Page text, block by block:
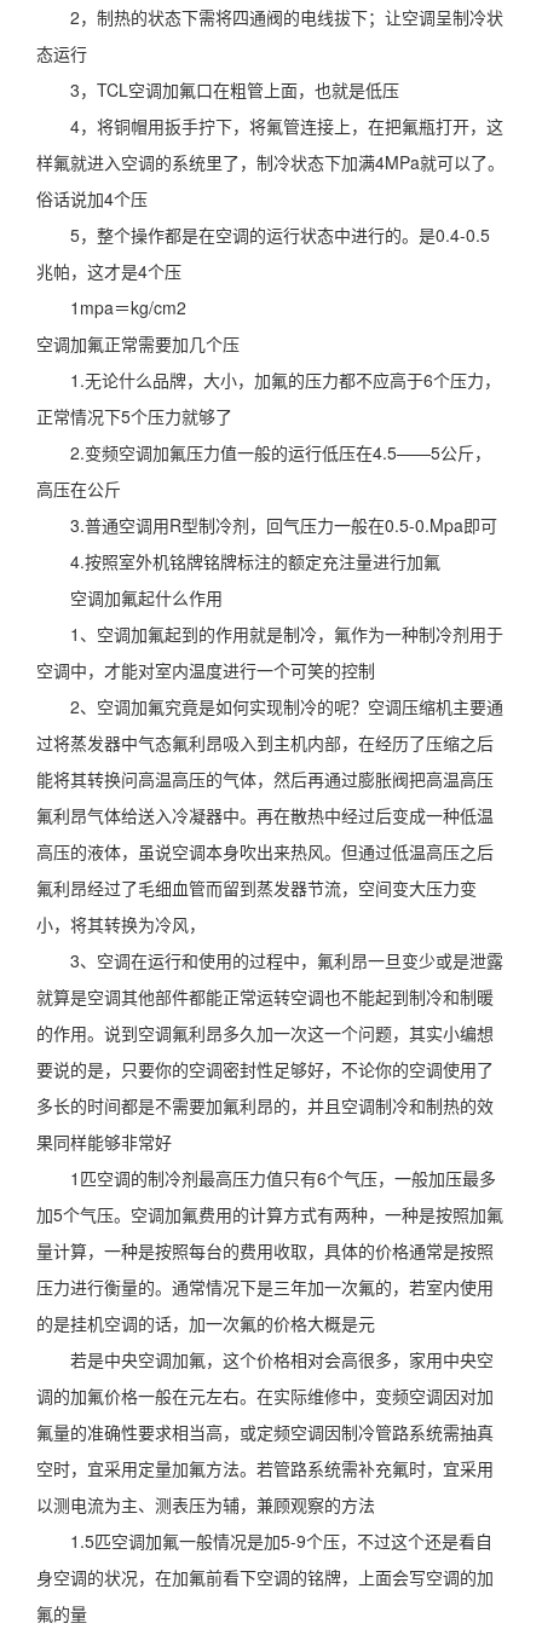
2，制热的状态下需将四通阀的电线拔下；让空调呈制冷状
态运行
3，TCL空调加氟口在粗管上面，也就是低压
4，将铜帽用扳手拧下，将氟管连接上，在把氟瓶打开，这
样氟就进入空调的系统里了，制冷状态下加满4MPa就可以了。
俗话说加4个压
5，整个操作都是在空调的运行状态中进行的。是0.4-0.5
兆帕，这才是4个压
1mpa＝kg/cm2
空调加氟正常需要加几个压
1.无论什么品牌，大小，加氟的压力都不应高于6个压力，
正常情况下5个压力就够了
2.变频空调加氟压力值一般的运行低压在4.5——5公斤，
高压在公斤
3.普通空调用R型制冷剂，回气压力一般在0.5-0.Mpa即可
4.按照室外机铭牌铭牌标注的额定充注量进行加氟
空调加氟起什么作用
1、空调加氟起到的作用就是制冷，氟作为一种制冷剂用于
空调中，才能对室内温度进行一个可笑的控制
2、空调加氟究竟是如何实现制冷的呢？空调压缩机主要通
过将蒸发器中气态氟利昂吸入到主机内部，在经历了压缩之后
能将其转换问高温高压的气体，然后再通过膨胀阀把高温高压
氟利昂气体给送入冷凝器中。再在散热中经过后变成一种低温
高压的液体，虽说空调本身吹出来热风。但通过低温高压之后
氟利昂经过了毛细血管而留到蒸发器节流，空间变大压力变
小，将其转换为冷风，
3、空调在运行和使用的过程中，氟利昂一旦变少或是泄露
就算是空调其他部件都能正常运转空调也不能起到制冷和制暖
的作用。说到空调氟利昂多久加一次这一个问题，其实小编想
要说的是，只要你的空调密封性足够好，不论你的空调使用了
多长的时间都是不需要加氟利昂的，并且空调制冷和制热的效
果同样能够非常好
1匹空调的制冷剂最高压力值只有6个气压，一般加压最多
加5个气压。空调加氟费用的计算方式有两种，一种是按照加氟
量计算，一种是按照每台的费用收取，具体的价格通常是按照
压力进行衡量的。通常情况下是三年加一次氟的，若室内使用
的是挂机空调的话，加一次氟的价格大概是元
若是中央空调加氟，这个价格相对会高很多，家用中央空
调的加氟价格一般在元左右。在实际维修中，变频空调因对加
氟量的准确性要求相当高，或定频空调因制冷管路系统需抽真
空时，宜采用定量加氟方法。若管路系统需补充氟时，宜采用
以测电流为主、测表压为辅，兼顾观察的方法
1.5匹空调加氟一般情况是加5-9个压，不过这个还是看自
身空调的状况，在加氟前看下空调的铭牌，上面会写空调的加
氟的量